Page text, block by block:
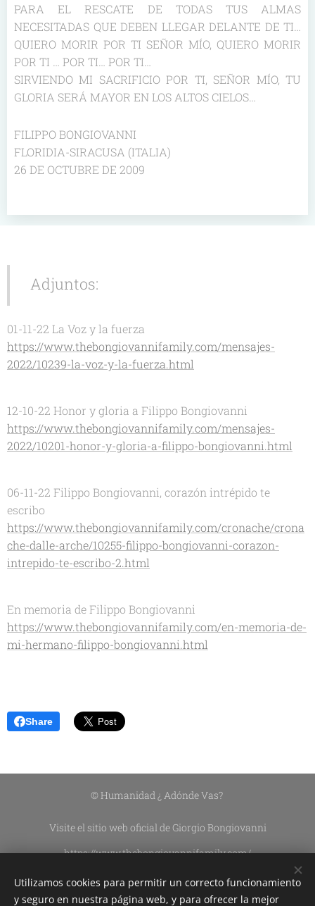
PARA EL RESCATE DE TODAS TUS ALMAS
NECESITADAS QUE DEBEN LLEGAR DELANTE DE TI…
QUIERO MORIR POR TI SEÑOR MÍO, QUIERO MORIR
POR TI … POR TI… POR TI…
SIRVIENDO MI SACRIFICIO POR TI, SEÑOR MÍO, TU
GLORIA SERÁ MAYOR EN LOS ALTOS CIELOS…
FILIPPO BONGIOVANNI
FLORIDIA-SIRACUSA (ITALIA)
26 DE OCTUBRE DE 2009
Adjuntos:
01-11-22 La Voz y la fuerza
https://www.thebongiovannifamily.com/mensajes-
2022/10239-la-voz-y-la-fuerza.html
12-10-22 Honor y gloria a Filippo Bongiovanni
https://www.thebongiovannifamily.com/mensajes-
2022/10201-honor-y-gloria-a-filippo-bongiovanni.html
06-11-22 Filippo Bongiovanni, corazón intrépido te
escribo
https://www.thebongiovannifamily.com/cronache/crona
che-dalle-arche/10255-filippo-bongiovanni-corazon-
intrepido-te-escribo-2.html
En memoria de Filippo Bongiovanni
https://www.thebongiovannifamily.com/en-memoria-de-
mi-hermano-filippo-bongiovanni.html
Share
© Humanidad ¿ Adónde Vas?
Visite el sitio web oficial de Giorgio Bongiovanni
https://www.thebongiovannifamily.com/
Asociación Civil Sin Fines De Lucro DEL CIELO A LA TIERRA
Utilizamos cookies para permitir un correcto funcionamiento
y seguro en nuestra página web, y para ofrecer la mejor